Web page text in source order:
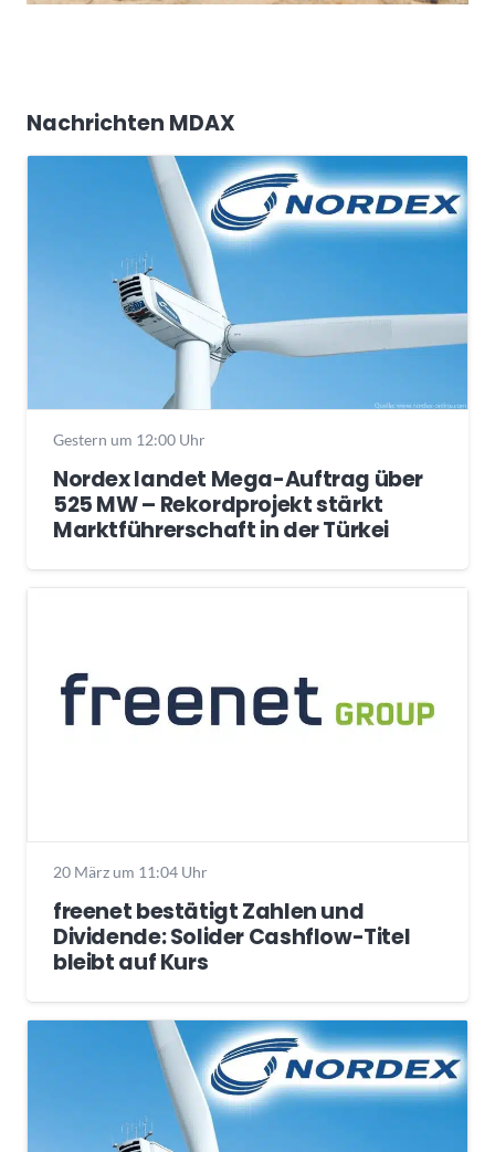
Nachrichten MDAX
Gestern um 12:00 Uhr
Nordex landet Mega-Auftrag über
525 MW – Rekordprojekt stärkt
Marktführerschaft in der Türkei
20 März um 11:04 Uhr
freenet bestätigt Zahlen und
Dividende: Solider Cashflow-Titel
bleibt auf Kurs